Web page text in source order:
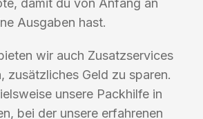
damit du von Anfang an
Ausgaben hast.
wir auch Zusatzservices
zusätzliches Geld zu sparen.
unsere Packhilfe in
bei der unsere erfahrenen